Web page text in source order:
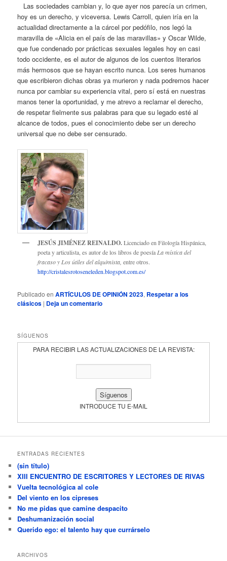
Las sociedades cambian y, lo que ayer nos parecía un crimen,
hoy es un derecho, y viceversa. Lewis Carroll, quien iría en la
actualidad directamente a la cárcel por pedófilo, nos legó la
maravilla de «Alicia en el país de las maravillas» y Oscar Wilde,
que fue condenado por prácticas sexuales legales hoy en casi
todo occidente, es el autor de algunos de los cuentos literarios
más hermosos que se hayan escrito nunca. Los seres humanos
que escribieron dichas obras ya murieron y nada podremos hacer
nunca por cambiar su experiencia vital, pero sí está en nuestras
manos tener la oportunidad, y me atrevo a reclamar el derecho,
de respetar fielmente sus palabras para que su legado esté al
alcance de todos, pues el conocimiento debe ser un derecho
universal que no debe ser censurado.
JESÚS JIMÉNEZ REINALDO.Licenciado en Filología Hispánica,
poeta y articulista, es autor de los libros de poesía La mística del
fracaso y Los útiles del alquimista,entre otros.
http://cristalesrotoseneleden.blogspot.com.es/
Publicado en ARTÍCULOS DE OPINIÓN 2023, Respetar a los
clásicos | Deja un comentario
SÍGUENOS
PARA RECIBIR LAS ACTUALIZACIONES DE LA REVISTA:
INTRODUCE TU E-MAIL
ENTRADAS RECIENTES
(sin título)
XIII ENCUENTRO DE ESCRITORES Y LECTORES DE RIVAS
Vuelta tecnológica al cole
Del viento en los cipreses
No me pidas que camine despacito
Deshumanización social
Querido ego: el talento hay que currárselo
ARCHIVOS